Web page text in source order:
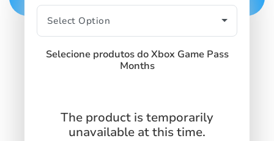
Selecione produtos do Xbox Game Pass
Months
The product is temporarily
unavailable at this time.